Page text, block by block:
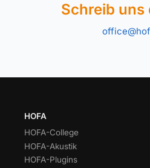
Schreib uns
HOFA
HOFA-College
HOFA-Akustik
HOFA-Plugins